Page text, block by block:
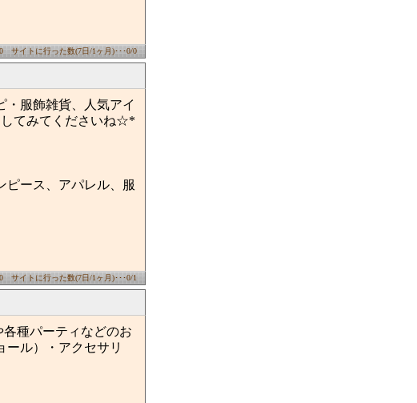
サイトに行った数(7日/1ヶ月)･･･0/0
・服飾雑貨、人気アイ
てみてくださいね☆*
ピース、アパレル、服
サイトに行った数(7日/1ヶ月)･･･0/1
種パーティなどのお
ール）・アクセサリ